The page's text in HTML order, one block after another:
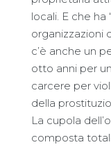
locali. E che ha
organizzazioni
c’è anche un
otto anni per
carcere per
della
La cupola
composta